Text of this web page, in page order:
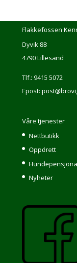
Flakkefossen
Dyvik 88
4790 Lillesand
Tlf.: 9415 5072
Epost:
Våre tjenester
Nettbutikk
Oppdrett
Nyheter